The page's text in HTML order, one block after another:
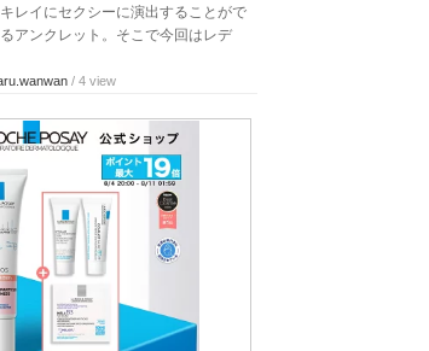
レイにセクシーに演出することがで
アンクレット。そこで今回はレデ
/ 4 view